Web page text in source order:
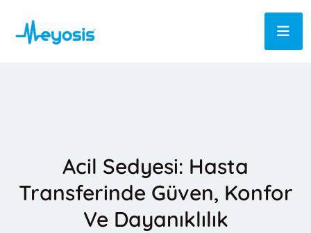
Acil Sedyesi: Hasta
Transferinde Güven, Konfor
Ve Dayanıklılık